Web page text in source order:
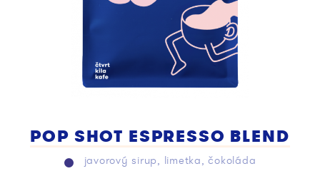
POP SHOT ESPRESSO BLEND
javorový sirup, limetka, čokoláda